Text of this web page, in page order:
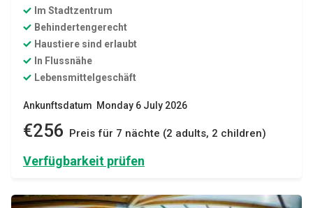
Im Stadtzentrum
Behindertengerecht
Haustiere sind erlaubt
In Flussnähe
Lebensmittelgeschäft
Ankunftsdatum Monday 6 July 2026
€256 Preis für 7 nächte (2 adults, 2 children)
Verfügbarkeit prüfen